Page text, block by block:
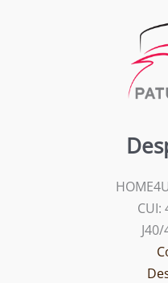
CUI: